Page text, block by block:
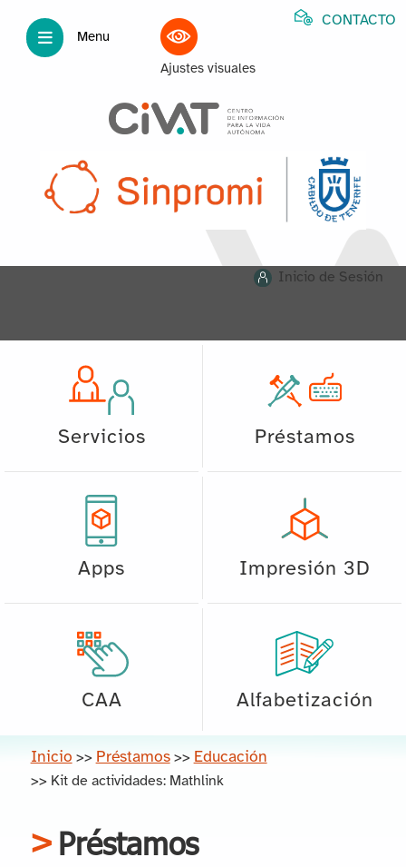
Menu
Ajustes visuales
CONTACTO
Inicio de Sesión
Servicios Préstamos
Apps Impresión 3D
CAA Alfabetización
Inicio >> Préstamos >> Educación
>> Kit de actividades: Mathlink
Préstamos